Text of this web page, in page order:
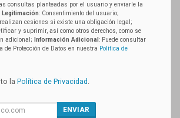
consultas planteadas por el usuario y enviarle la
Legitimación: Consentimiento del usuario;
realizan cesiones si existe una obligación legal;
y suprimir, así como otros derechos, como se
adicional;
Información Adicional : Puede consultar
de Protección de Datos en nuestra Política de
la Política de Privacidad
ENVIAR